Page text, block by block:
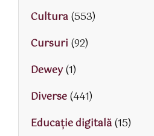
Cultura(553)
Cursuri (92)
Dewey(1)
Diverse(441)
Educaţie digitală(15)